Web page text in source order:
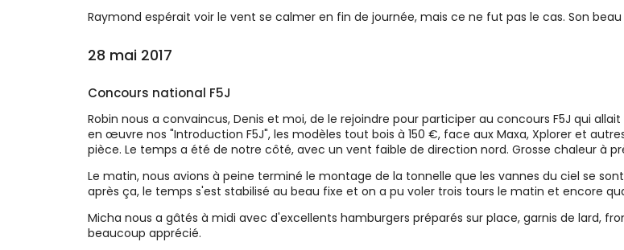
Raymond espérait voir le vent se calmer en fin de journée, mais ce ne fut pas le cas. Son
28 mai 2017
Concours national F5J
Robin nous a convaincus, Denis et moi, de le rejoindre pour participer au concours F5J qui
en œuvre nos "Introduction F5J", les modèles tout bois à 150 €, face aux Maxa, Xplorer et
pièce. Le temps a été de notre côté, avec un vent faible de direction nord. Grosse chaleur à
Le matin, nous avions à peine terminé le montage de la tonnelle que les vannes du ciel se
après ça, le temps s'est stabilisé au beau fixe et on a pu voler trois tours le matin et encore
Micha nous a gâtés à midi avec d'excellents hamburgers préparés sur place, garnis de lard,
beaucoup apprécié.